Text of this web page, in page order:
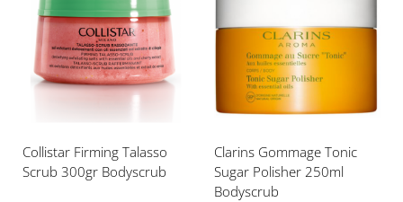
Voeg
toe
aan
verlanglijst
Collistar Firming Talasso
Scrub 300gr Bodyscrub
toe
verlanglijst
Clarins Gommage Tonic
Sugar Polisher 250ml
Bodyscrub